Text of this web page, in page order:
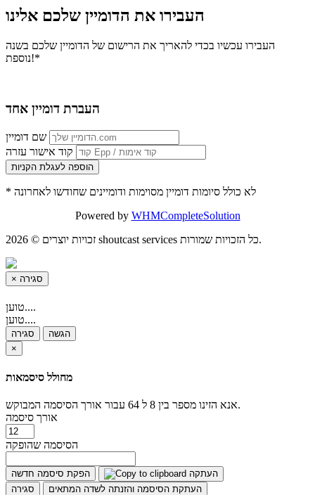
העבירו את הדומיין שלכם אלינו
העבירו עכשיו בכדי להאריך את הרישום של הדומיין שלכם בשנה
נוספת!*
העברת דומיין אחד
שם דומיין
קוד אישור עזרה
הוספה לעגלת הקניות
* לא כולל סיומות דומיין מסוימות ודומיינים שחודשו לאחרונה
Powered by WHMCompleteSolution
זכויות יוצרים © 2026 shoutcast services כל הזכויות שמורות.
× סגירה
טוען....
טוען....
סגירה
הגשה
×
מחולל סיסמאות
אנא הזינו מספר בין 8 ל 64 עבור אורך הסיסמה המבוקש.
אורך סיסמה
הסיסמה שהופקה
הפקת סיסמה חדשה
העתקה
סגירה
העתקת הסיסמה והזנתה לשדה המתאים